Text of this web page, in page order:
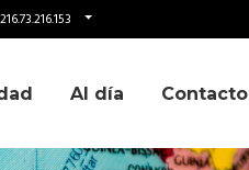
Al día Contacto